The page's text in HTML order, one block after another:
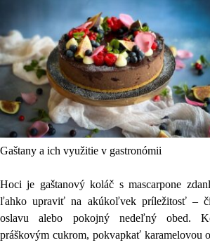
Gaštany a ich využitie v gastronómii
Hoci je gaštanový koláč s mascarpone
ľahko upraviť na akúkoľvek príležitosť –
oslavu alebo pokojný nedeľný obed.
práškovým cukrom, pokvapkať karamelovou